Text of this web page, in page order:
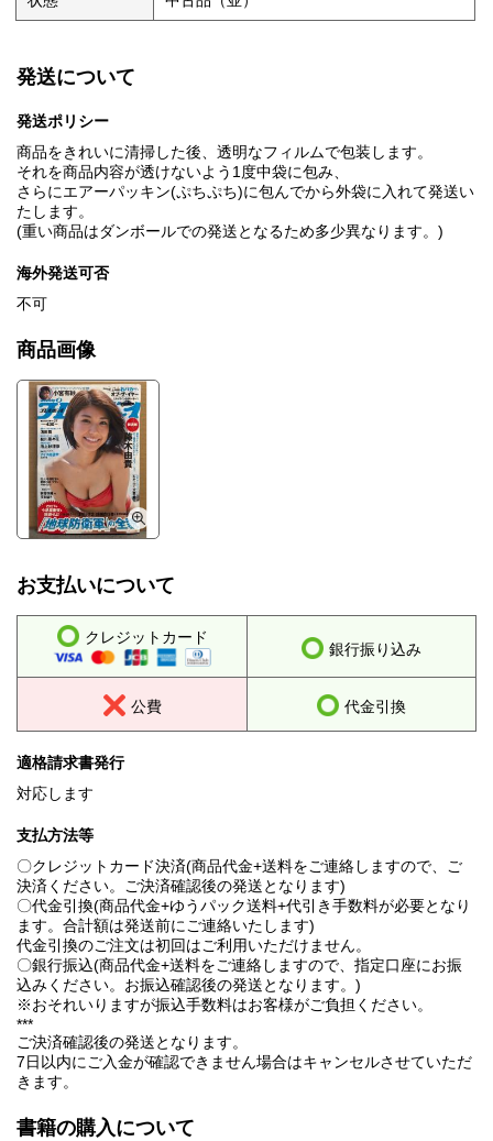
発送について
発送ポリシー
商品をきれいに清掃した後、透明なフィルムで包装します。
それを商品内容が透けないよう1度中袋に包み、
さらにエアーパッキン(ぷちぷち)に包んでから外袋に入れて発送い
たします。
(重い商品はダンボールでの発送となるため多少異なります。)
海外発送可否
不可
商品画像
お支払いについて
クレジットカード
銀行振り込み
公費 代金引換
適格請求書発行
対応します
支払方法等
〇クレジットカード決済(商品代金+送料をご連絡しますので、ご
決済ください。ご決済確認後の発送となります)
〇代金引換(商品代金+ゆうパック送料+代引き手数料が必要となり
ます。合計額は発送前にご連絡いたします)
代金引換のご注文は初回はご利用いただけません。
〇銀行振込(商品代金+送料をご連絡しますので、指定口座にお振
込みください。お振込確認後の発送となります。)
※おそれいりますが振込手数料はお客様がご負担ください。
***
ご決済確認後の発送となります。
7日以内にご入金が確認できません場合はキャンセルさせていただ
きます。
書籍の購入について